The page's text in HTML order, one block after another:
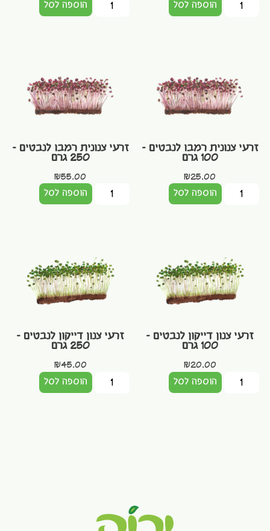
הוספה לסל
הוספה לסל
זרעי צנונית רמבו לנבטים –
100 גרם
₪25.00
הוספה לסל
זרעי צנונית רמבו לנבטים –
250 גרם
₪55.00
הוספה לסל
זרעי צנון דייקון לנבטים –
100 גרם
₪20.00
הוספה לסל
זרעי צנון דייקון לנבטים –
250 גרם
₪45.00
הוספה לסל